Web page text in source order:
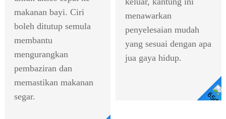
makanan bayi. Ciri
boleh ditutup semula
membantu
mengurangkan
pembaziran dan
memastikan makanan
segar.
menawarkan
penyelesaian mudah
yang sesuai dengan apa
jua gaya hidup.